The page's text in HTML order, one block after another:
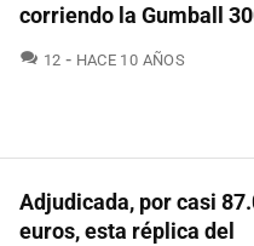
corriendo la Gumball
12 COMENTARIOS
HACE 10 AÑOS
Adjudicada, por casi
euros, esta réplica del